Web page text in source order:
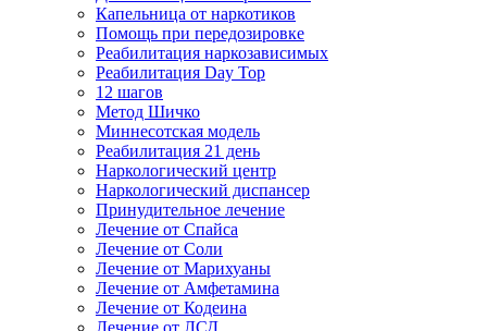
Капельница от наркотиков
Помощь при передозировке
Реабилитация наркозависимых
Реабилитация Day Top
12 шагов
Метод Шичко
Миннесотская модель
Реабилитация 21 день
Наркологический центр
Наркологический диспансер
Принудительное лечение
Лечение от Спайса
Лечение от Соли
Лечение от Марихуаны
Лечение от Амфетамина
Лечение от Кодеина
Лечение от ЛСД